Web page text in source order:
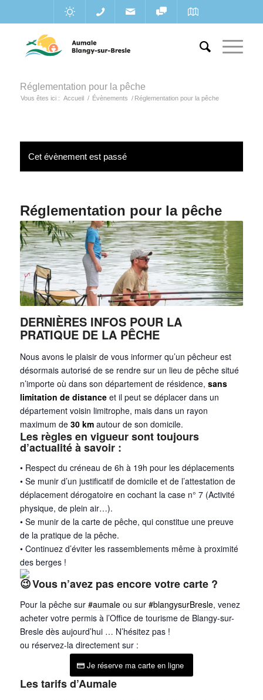
Réglementation pour la pêche
Vous êtes ici : Accueil / Évènements / Réglementation pour la pêche
Cet évènement est passé
Réglementation pour la pêche
DERNIÈRES INFOS POUR LA
PRATIQUE DE LA PÊCHE
Nous avons le plaisir de vous informer qu’un pêcheur est
désormais autorisé de se rendre sur un lieu de pêche situé
n’importe où dans son département de résidence, sans
limitation de distanceet il peut se déplacer dans un
département voisin limitrophe, mais dans un rayon
maximum de 30 kmautour de son domicile.
Les règles en vigueur sont toujours
d’actualité à savoir :
• Respect du créneau de 6h à 19h pour les déplacements
• Se munir d’un justificatif de domicile et de l’attestation de
déplacement dérogatoire en cochant la case n° 7 (Activité
physique, de plein air…).
• Se munir de la carte de pêche, qui constitue une preuve
de la pratique de la pêche.
• Continuez d’éviter les rassemblements même à proximité
des berges !
Vous n’avez pas encore votre carte ?
Pour la pêche sur #aumaleou sur #blangysurBresle, venez
acheter votre permis à l’Office de tourisme de Blangy-sur-
Bresle dès aujourd’hui … N’hésitez pas !
ou réservez-la directement sur :
Je réserve ma carte en ligne
Les tarifs d’Aumale